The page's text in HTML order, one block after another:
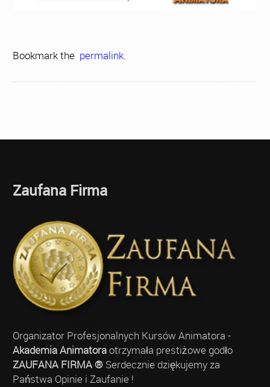
Bookmark thepermalink.
Zaufana Firma
Organizator Profesjonalnych Kursów Animatora -
Akademia Animatoraotrzymała prestiżowe godło
ZAUFANA FIRMA ®Serdecznie dziękujemy za
Państwa Opinie i Zaufanie !